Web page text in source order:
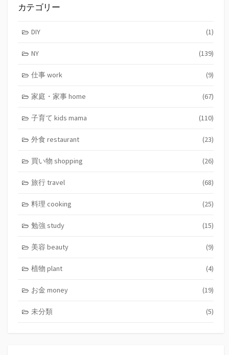
カテゴリー
DIY (1)
NY (139)
仕事 work (9)
家庭・家事 home (67)
子育て kids mama (110)
外食 restaurant (23)
買い物 shopping (26)
旅行 travel (68)
料理 cooking (25)
勉強 study (15)
美容 beauty (9)
植物 plant (4)
お金 money (19)
未分類 (5)